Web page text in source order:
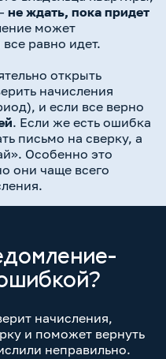
не ждать, пока придет
может
равно идет.
открыть
начисления
и если все верно
. Если же есть ошибка
письмо на сверку, а
Особенно это
они чаще всего
начисления,
и поможет вернуть
неправильно.